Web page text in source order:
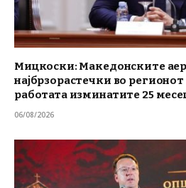
Мицкоски: Македонските
најбрзорастечки во регионот
работата изминатите 25
06/08/2026